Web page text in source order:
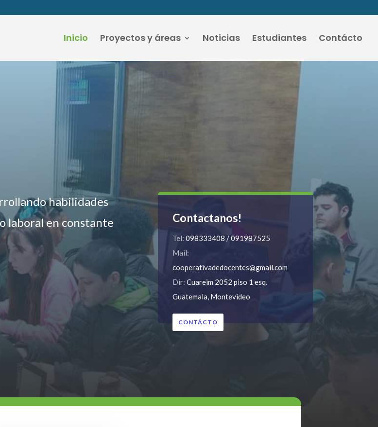
Inicio Proyectos y áreas Noticias Estudiantes Contácto
habilidades
laboral en constante
Contactanos!
Tel: 098333408 / 091987525
Mail:
cooperativadedocentes@gmail.com
Dir: Cuareim 2052 piso 1 esq.
Guatemala, Montevideo
CONTÁCTO